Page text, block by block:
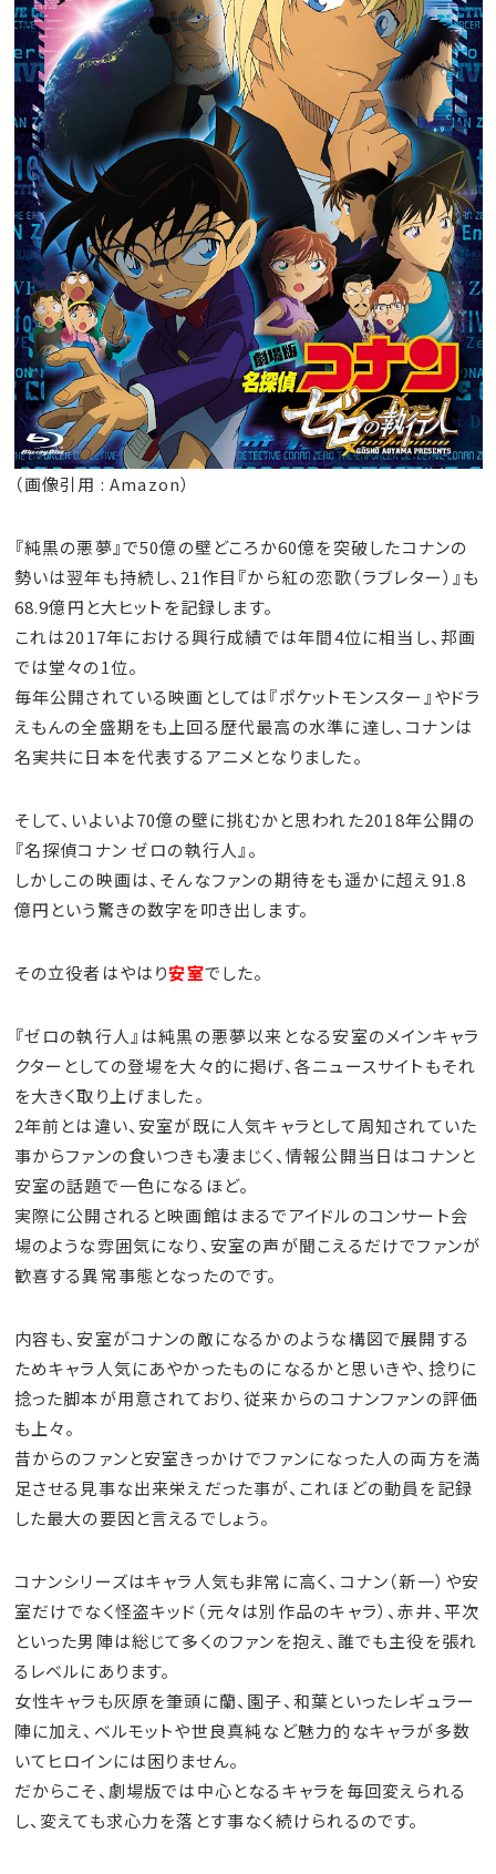
（画像引用 : Amazon）
『純黒の悪夢』で50億の壁どころか60億を突破したコナンの
勢いは翌年も持続し、21作目『から紅の恋歌（ラブレター）』も
68.9億円と大ヒットを記録します。
これは2017年における興行成績では年間4位に相当し、邦画
では堂々の1位。
毎年公開されている映画としては『ポケットモンスター』やドラ
えもんの全盛期をも上回る歴代最高の水準に達し、コナンは
名実共に日本を代表するアニメとなりました。
そして、いよいよ70億の壁に挑むかと思われた2018年公開の
『名探偵コナン ゼロの執行人』。
しかしこの映画は、そんなファンの期待をも遥かに超え91.8
億円という驚きの数字を叩き出します。
その立役者はやはり安室でした。
『ゼロの執行人』は純黒の悪夢以来となる安室のメインキャラ
クターとしての登場を大々的に掲げ、各ニュースサイトもそれ
を大きく取り上げました。
2年前とは違い、安室が既に人気キャラとして周知されていた
事からファンの食いつきも凄まじく、情報公開当日はコナンと
安室の話題で一色になるほど。
実際に公開されると映画館はまるでアイドルのコンサート会
場のような雰囲気になり、安室の声が聞こえるだけでファンが
歓喜する異常事態となったのです。
内容も、安室がコナンの敵になるかのような構図で展開する
ためキャラ人気にあやかったものになるかと思いきや、捻りに
捻った脚本が用意されており、従来からのコナンファンの評価
も上々。
昔からのファンと安室きっかけでファンになった人の両方を満
足させる見事な出来栄えだった事が、これほどの動員を記録
した最大の要因と言えるでしょう。
コナンシリーズはキャラ人気も非常に高く、コナン（新一）や安
室だけでなく怪盗キッド（元々は別作品のキャラ）、赤井、平次
といった男陣は総じて多くのファンを抱え、誰でも主役を張れ
るレベルにあります。
女性キャラも灰原を筆頭に蘭、園子、和葉といったレギュラー
陣に加え、ベルモットや世良真純など魅力的なキャラが多数
いてヒロインには困りません。
だからこそ、劇場版では中心となるキャラを毎回変えられる
し、変えても求心力を落とす事なく続けられるのです。